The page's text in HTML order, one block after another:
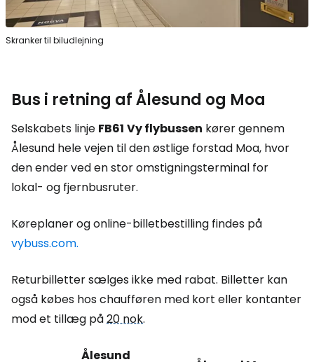
Skranker til biludlejning
Bus i retning af Ålesund og Moa
Selskabets linje FB61 Vy flybussen kører gennem
Ålesund hele vejen til den østlige forstad Moa, hvor
den ender ved en stor omstigningsterminal for
lokal- og fjernbusruter.
Køreplaner og online-billetbestilling findes på
vybuss.com.
Returbilletter sælges ikke med rabat. Billetter kan
også købes hos chaufføren med kort eller kontanter
mod et tillæg på20 nok.
Ålesund